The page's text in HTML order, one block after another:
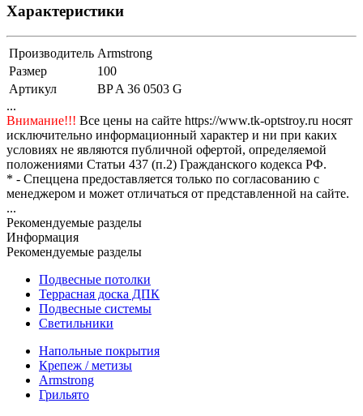
Характеристики
Производитель Armstrong
Размер
100
Артикул
BP A 36 0503 G
...
Внимание!!! Все цены на сайте https://www.tk-optstroy.ru носят
исключительно информационный характер и ни при каких
условиях не являются публичной офертой, определяемой
положениями Статьи 437 (п.2) Гражданского кодекса РФ.
* - Спеццена предоставляется только по согласованию с
менеджером и может отличаться от представленной на сайте.
...
Рекомендуемые разделы
Информация
Рекомендуемые разделы
Подвесные потолки
Террасная доска ДПК
Подвесные системы
Светильники
Напольные покрытия
Крепеж / метизы
Armstrong
Грильято